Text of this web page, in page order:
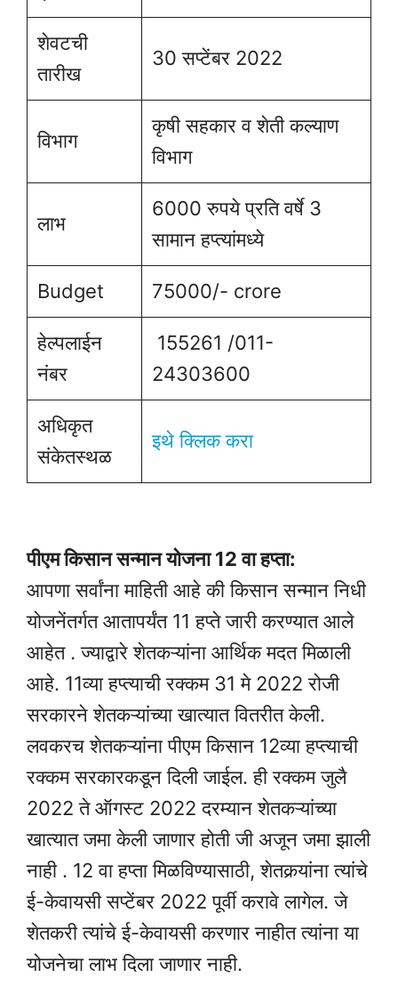
शेवटची
तारीख
30 सप्टेंबर 2022
विभाग
कृषी सहकार व शेती कल्याण
विभाग
लाभ
6000 रुपये प्रति वर्षे 3
सामान हप्त्यांमध्ये
Budget 75000/- crore
हेल्पलाईन
नंबर
155261 /011-
24303600
अधिकृत
संकेतस्थळ
इथे क्लिक करा
पीएम किसान सन्मान योजना 12 वा हप्ता:
आपणा सर्वांना माहिती आहे की किसान सन्मान निधी
योजनेंतर्गत आतापर्यंत 11 हप्ते जारी करण्यात आले
आहेत . ज्याद्वारे शेतकऱ्यांना आर्थिक मदत मिळाली
आहे. 11व्या हप्त्याची रक्कम 31 मे 2022 रोजी
सरकारने शेतकऱ्यांच्या खात्यात वितरीत केली.
लवकरच शेतकऱ्यांना पीएम किसान 12व्या हप्त्याची
रक्कम सरकारकडून दिली जाईल. ही रक्कम जुलै
2022 ते ऑगस्ट 2022 दरम्यान शेतकऱ्यांच्या
खात्यात जमा केली जाणार होती जी अजून जमा झाली
नाही . 12 वा हप्ता मिळविण्यासाठी, शेतकर्‍यांना त्यांचे
ई-केवायसी सप्टेंबर 2022 पूर्वी करावे लागेल. जे
शेतकरी त्यांचे ई-केवायसी करणार नाहीत त्यांना या
योजनेचा लाभ दिला जाणार नाही.